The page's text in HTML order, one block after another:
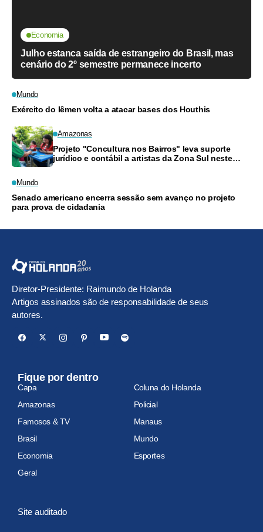
Economia
Julho estanca saída de estrangeiro do Brasil, mas
cenário do 2º semestre permanece incerto
Mundo
Exército do Iêmen volta a atacar bases dos Houthis
Amazonas
Projeto "Concultura nos Bairros" leva suporte
jurídico e contábil a artistas da Zona Sul neste
Mundo
Senado americano encerra sessão sem avanço no projeto
para prova de cidadania
Diretor-Presidente: Raimundo de Holanda
Artigos assinados são de responsabilidade de seus
autores.
Fique por dentro
Capa
Coluna do Holanda
Amazonas
Policial
Famosos & TV
Manaus
Brasil
Mundo
Economia
Esportes
Geral
Site auditado